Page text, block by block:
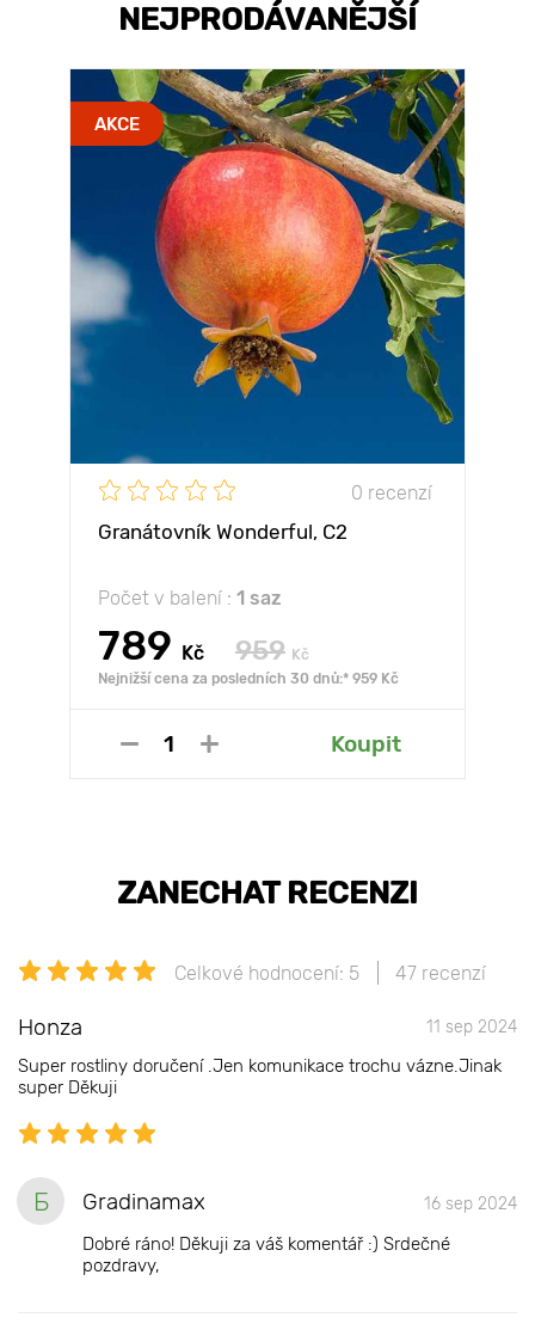
NEJPRODÁVANĚJŠÍ
AKCE
0 recenzí
Granátovník Wonderful, С2
Počet v balení : 1 saz
789 Kč 959 Kč
Nejnižší cena za posledních 30 dnů:* 959 Kč
Koupit
ZANECHAT RECENZI
Celkové hodnocení: 5 47 recenzí
Honza 11 sep 2024
Super rostliny doručení .Jen komunikace trochu vázne.Jinak
super Děkuji
Б Gradinamax 16 sep 2024
Dobré ráno! Děkuji za váš komentář :) Srdečné
pozdravy,